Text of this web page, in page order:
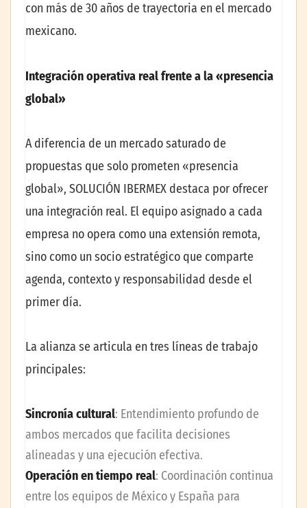
con más de 30 años de trayectoria en el mercado
mexicano.
Integración operativa real frente a la «presencia
global»
A diferencia de un mercado saturado de
propuestas que solo prometen «presencia
global», SOLUCIÓN IBERMEX destaca por ofrecer
una integración real. El equipo asignado a cada
empresa no opera como una extensión remota,
sino como un socio estratégico que comparte
agenda, contexto y responsabilidad desde el
primer día.
La alianza se articula en tres líneas de trabajo
principales:
Sincronía cultural: Entendimiento profundo de
ambos mercados que facilita decisiones
alineadas y una ejecución efectiva.
Operación en tiempo real: Coordinación continua
entre los equipos de México y España para